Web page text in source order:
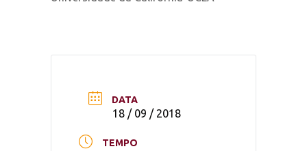
DATA
18 / 09 / 2018
TEMPO